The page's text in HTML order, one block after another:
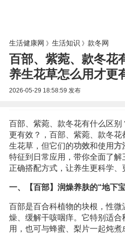
生活健康网 》 生活知识 》 款冬网
百部、紫菀、款冬花
养生花草怎么用才更
2026-05-29 18:58:59 发布
百部、紫菀、款冬花有什么区别
更有效？，百部、紫菀、款冬花
生花草，但它们的功效和使用方
特征到日常应用，带你全面了
正确搭配方式，让养生更科学、
一、【百部】润燥养肤的“地下
百部是百合科植物的块根，性微
燥、缓解干咳咽痒。它特别适合
用，也可与蜂蜜、梨片一起炖